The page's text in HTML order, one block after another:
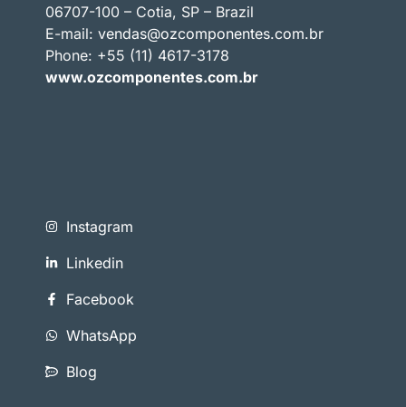
06707-100 – Cotia, SP – Brazil
E-mail: vendas@ozcomponentes.com.br
Phone: +55 (11) 4617-3178
www.ozcomponentes.com.br
Instagram
Linkedin
Facebook
WhatsApp
Blog